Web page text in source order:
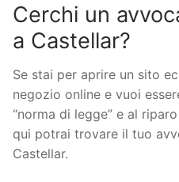
Cerchi un
a Castellar?
Se stai per aprire un sito
negozio online e vuoi
“norma di legge” e al
qui potrai trovare il tuo
Castellar.